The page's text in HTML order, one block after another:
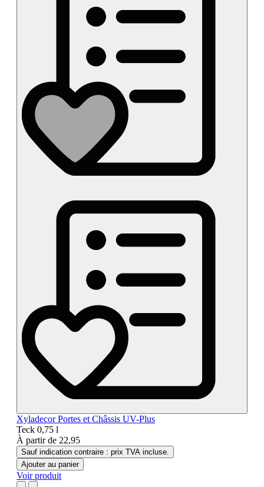
Xyladecor Portes et Châssis UV-Plus
Teck 0,75 l
À partir de 22,95
Sauf indication contraire : prix TVA incluse.
Ajouter au panier
Voir produit